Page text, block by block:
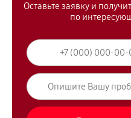
Оставьте заявку и
по